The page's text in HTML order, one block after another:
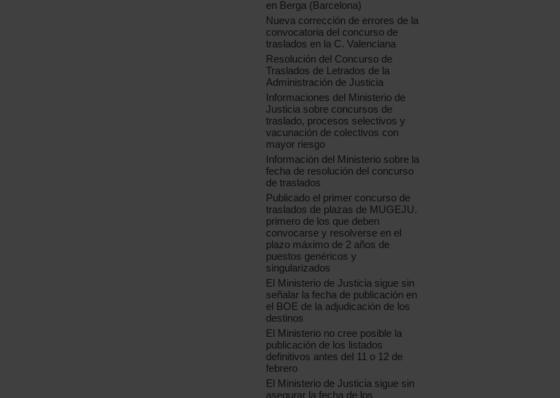
en Berga (Barcelona)
Nueva corrección de errores de la
convocatoria del concurso de
traslados en la C. Valenciana
Resolución del Concurso de
Traslados de Letrados de la
Administración de Justicia
Informaciones del Ministerio de
Justicia sobre concursos de
traslado, procesos selectivos y
vacunación de colectivos con
mayor riesgo
Información del Ministerio sobre la
fecha de resolución del concurso
de traslados
Publicado el primer concurso de
traslados de plazas de MUGEJU.
primero de los que deben
convocarse y resolverse en el
plazo máximo de 2 años de
puestos genéricos y
singularizados
El Ministerio de Justicia sigue sin
señalar la fecha de publicación en
el BOE de la adjudicación de los
destinos
El Ministerio no cree posible la
publicación de los listados
definitivos antes del 11 o 12 de
febrero
El Ministerio de Justicia sigue sin
asegurar la fecha de los